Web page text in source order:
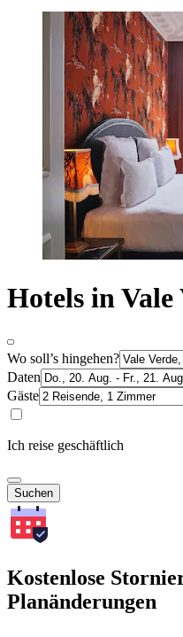
Hotels in Vale
Wo soll’s hingehen?
Daten
Gäste
Ich reise geschäftlich
Suchen
Kostenlose
Planänderungen